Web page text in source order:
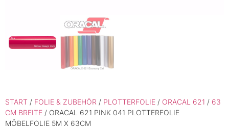
START / FOLIE & ZUBEHÖR / PLOTTERFOLIE / ORACAL 621 / 63
CM BREITE / ORACAL 621 PINK 041 PLOTTERFOLIE
MÖBELFOLIE 5M X 63CM